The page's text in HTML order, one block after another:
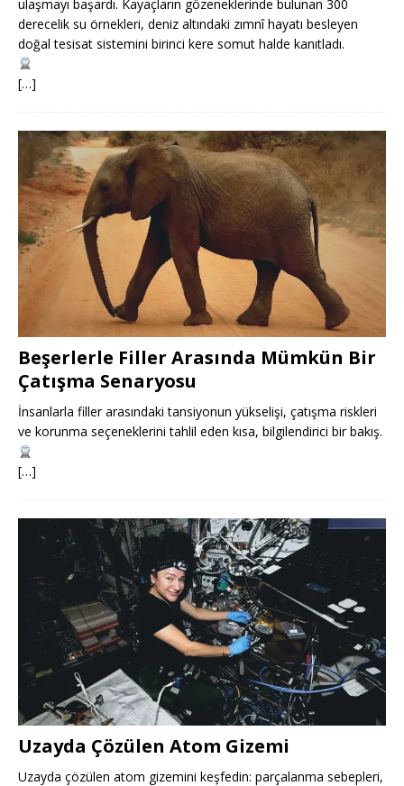
ulaşmayı başardı. Kayaçların gözeneklerinde bulunan 300
derecelik su örnekleri, deniz altındaki zımnî hayatı besleyen
doğal tesisat sistemini birinci kere somut halde kanıtladı.
[…]
Beşerlerle Filler Arasında Mümkün Bir
Çatışma Senaryosu
İnsanlarla filler arasındaki tansiyonun yükselişi, çatışma riskleri
ve korunma seçeneklerini tahlil eden kısa, bilgilendirici bir bakış.
[…]
Uzayda Çözülen Atom Gizemi
Uzayda çözülen atom gizemini keşfedin: parçalanma sebepleri,